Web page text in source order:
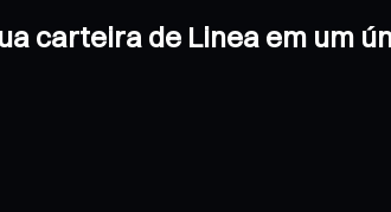
carteira de Linea em um